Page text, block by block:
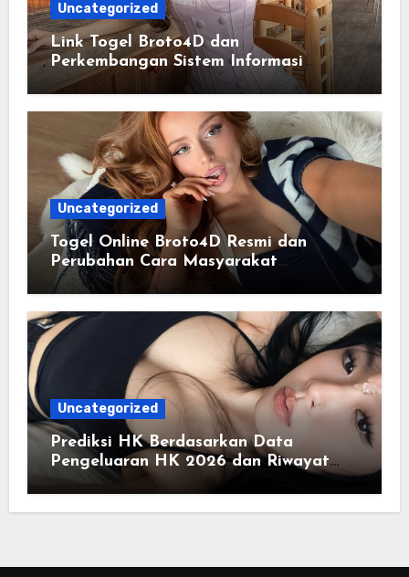
Uncategorized
Link Togel Broto4D dan
Perkembangan Sistem Informasi
Digital Masa Kini
Uncategorized
Togel Online Broto4D Resmi dan
Perubahan Cara Masyarakat
Mengakses Informasi Berbasis Data
Uncategorized
Prediksi HK Berdasarkan Data
Pengeluaran HK 2026 dan Riwayat
HK Pools